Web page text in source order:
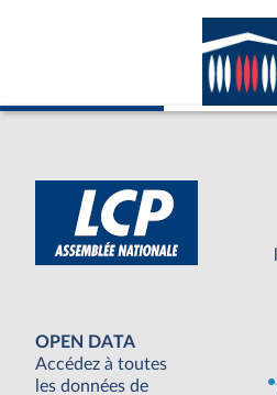
OPEN DATA
Accédez à toutes
les données de